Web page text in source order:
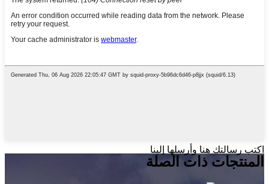
اكتب رسالتك هنا وأرسلها إلينا
المنتجات ذات الصلة